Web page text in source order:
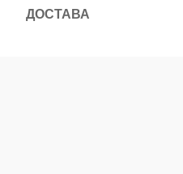
ДОСТАВА